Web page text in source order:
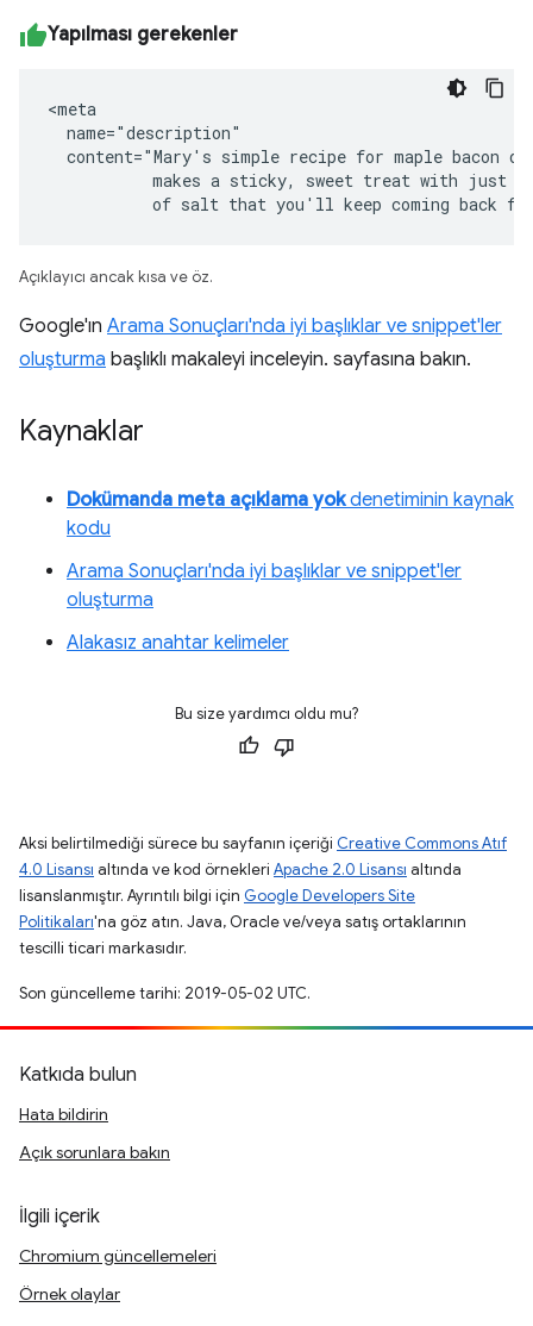
Yapılması gerekenler
<meta
  name="description"
content="Mary's simple recipe for maple bacon
makes a sticky, sweet treat with just a
of salt that you'll keep coming back
Açıklayıcı ancak kısa ve öz.
Google'ın Arama Sonuçları'nda iyi başlıklar ve snippet'ler
oluşturma başlıklı makaleyi inceleyin. sayfasına bakın.
Kaynaklar
Dokümanda meta açıklama yokdenetiminin kaynak
kodu
Arama Sonuçları'nda iyi başlıklar ve snippet'ler
oluşturma
Alakasız anahtar kelimeler
Bu size yardımcı oldu mu?
Aksi belirtilmediği sürece bu sayfanın içeriği Creative Commons Atıf
4.0 Lisansı altında ve kod örnekleri Apache 2.0 Lisansı altında
lisanslanmıştır. Ayrıntılı bilgi için Google Developers Site
Politikaları'na göz atın. Java, Oracle ve/veya satış ortaklarının
tescilli ticari markasıdır.
Son güncelleme tarihi: 2019-05-02 UTC.
Katkıda bulun
Hata bildirin
Açık sorunlara bakın
İlgili içerik
Chromium güncellemeleri
Örnek olaylar